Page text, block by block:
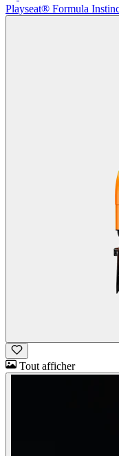
Playseat® Formula
Tout afficher